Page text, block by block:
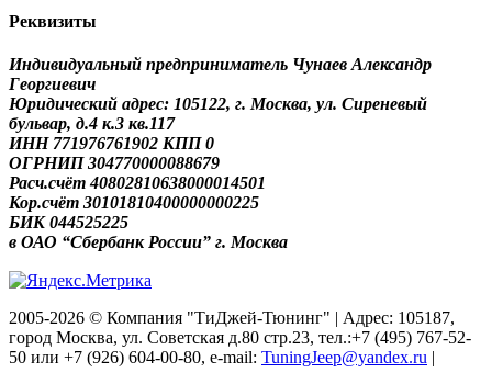
Реквизиты
Индивидуальный предприниматель Чунаев Александр
Георгиевич
Юридический адрес: 105122, г. Москва, ул. Сиреневый
бульвар, д.4 к.3 кв.117
ИНН 771976761902 КПП 0
ОГРНИП 304770000088679
Расч.счёт 40802810638000014501
Кор.счёт 30101810400000000225
БИК 044525225
в ОАО “Сбербанк России” г. Москва
2005-2026 © Компания "ТиДжей-Тюнинг" | Адрес: 105187,
город Москва, ул. Советская д.80 стр.23, тел.:+7 (495) 767-52-
50 или +7 (926) 604-00-80, e-mail: TuningJeep@yandex.ru |